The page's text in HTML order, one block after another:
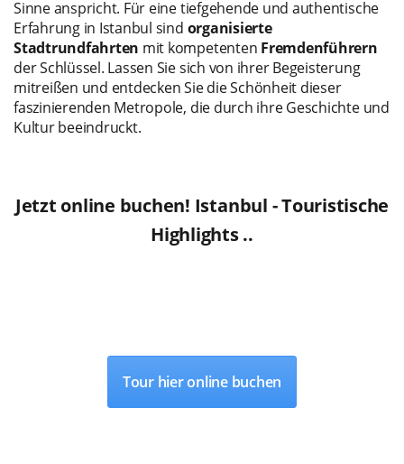
Sinne anspricht. Für eine tiefgehende und authentische
Erfahrung in Istanbul sind organisierte
Stadtrundfahrten mit kompetenten Fremdenführern
der Schlüssel. Lassen Sie sich von ihrer Begeisterung
mitreißen und entdecken Sie die Schönheit dieser
faszinierenden Metropole, die durch ihre Geschichte und
Kultur beeindruckt.
Jetzt online buchen! Istanbul - Touristische
Highlights ..
Tour hier online buchen